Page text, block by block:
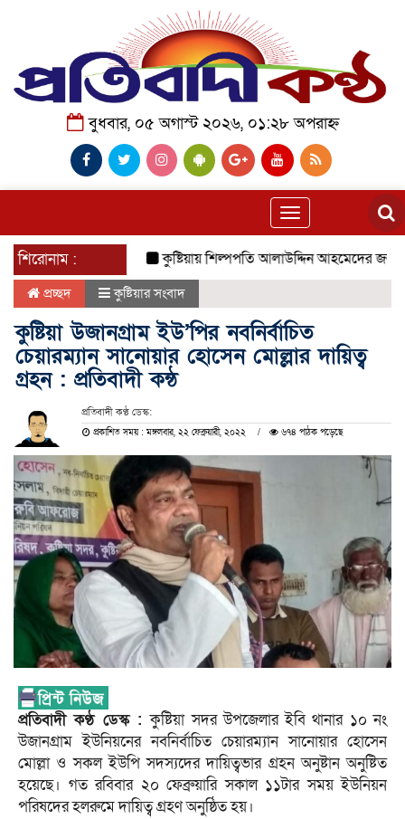
বুধবার, ০৫ অগাস্ট ২০২৬, ০১:২৮ অপরাহ্ন
Toggle
navigation
শিরোনাম : কুষ্টিয়ায় শিল্পপতি আলাউদ্দিন আহমেদের জন্মদিনে
প্রচ্ছদ কুষ্টিয়ার সংবাদ
কুষ্টিয়া উজানগ্রাম ইউ’পির নবনির্বাচিত
চেয়ারম্যান সানোয়ার হোসেন মোল্লার দায়িত্ব
গ্রহন : প্রতিবাদী কন্ঠ
প্রতিবাদী কণ্ঠ ডেস্ক:
প্রকাশিত সময় : মঙ্গলবার, ২২ ফেব্রুয়ারী, ২০২২ ৬৭৪ পাঠক পড়েছে
প্রতিবাদী কণ্ঠ ডেস্ক :কুষ্টিয়া সদর উপজেলার ইবি থানার ১০ নং
উজানগ্রাম ইউনিয়নের নবনির্বাচিত চেয়ারম্যান সানোয়ার হোসেন
মোল্লা ও সকল ইউপি সদস্যদের দায়িত্বভার গ্রহন অনুষ্টান অনুষ্টিত
হয়েছে। গত রবিবার ২০ ফেব্রুয়ারি সকাল ১১টার সময় ইউনিয়ন
পরিষদের হলরুমে দায়িত্ব গ্রহণ অনুষ্ঠিত হয়।